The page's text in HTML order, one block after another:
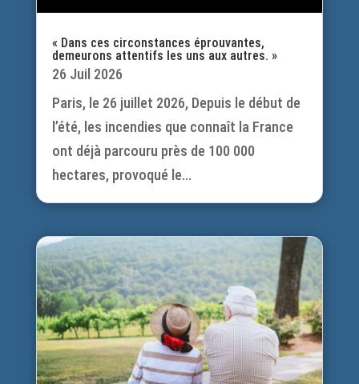
« Dans ces circonstances éprouvantes,
demeurons attentifs les uns aux autres. »
26 Juil 2026
Paris, le 26 juillet 2026, Depuis le début de
l’été, les incendies que connaît la France
ont déjà parcouru près de 100 000
hectares, provoqué le...